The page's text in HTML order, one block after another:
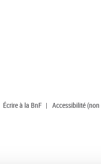
Écrire à la BnF | Accessibilité